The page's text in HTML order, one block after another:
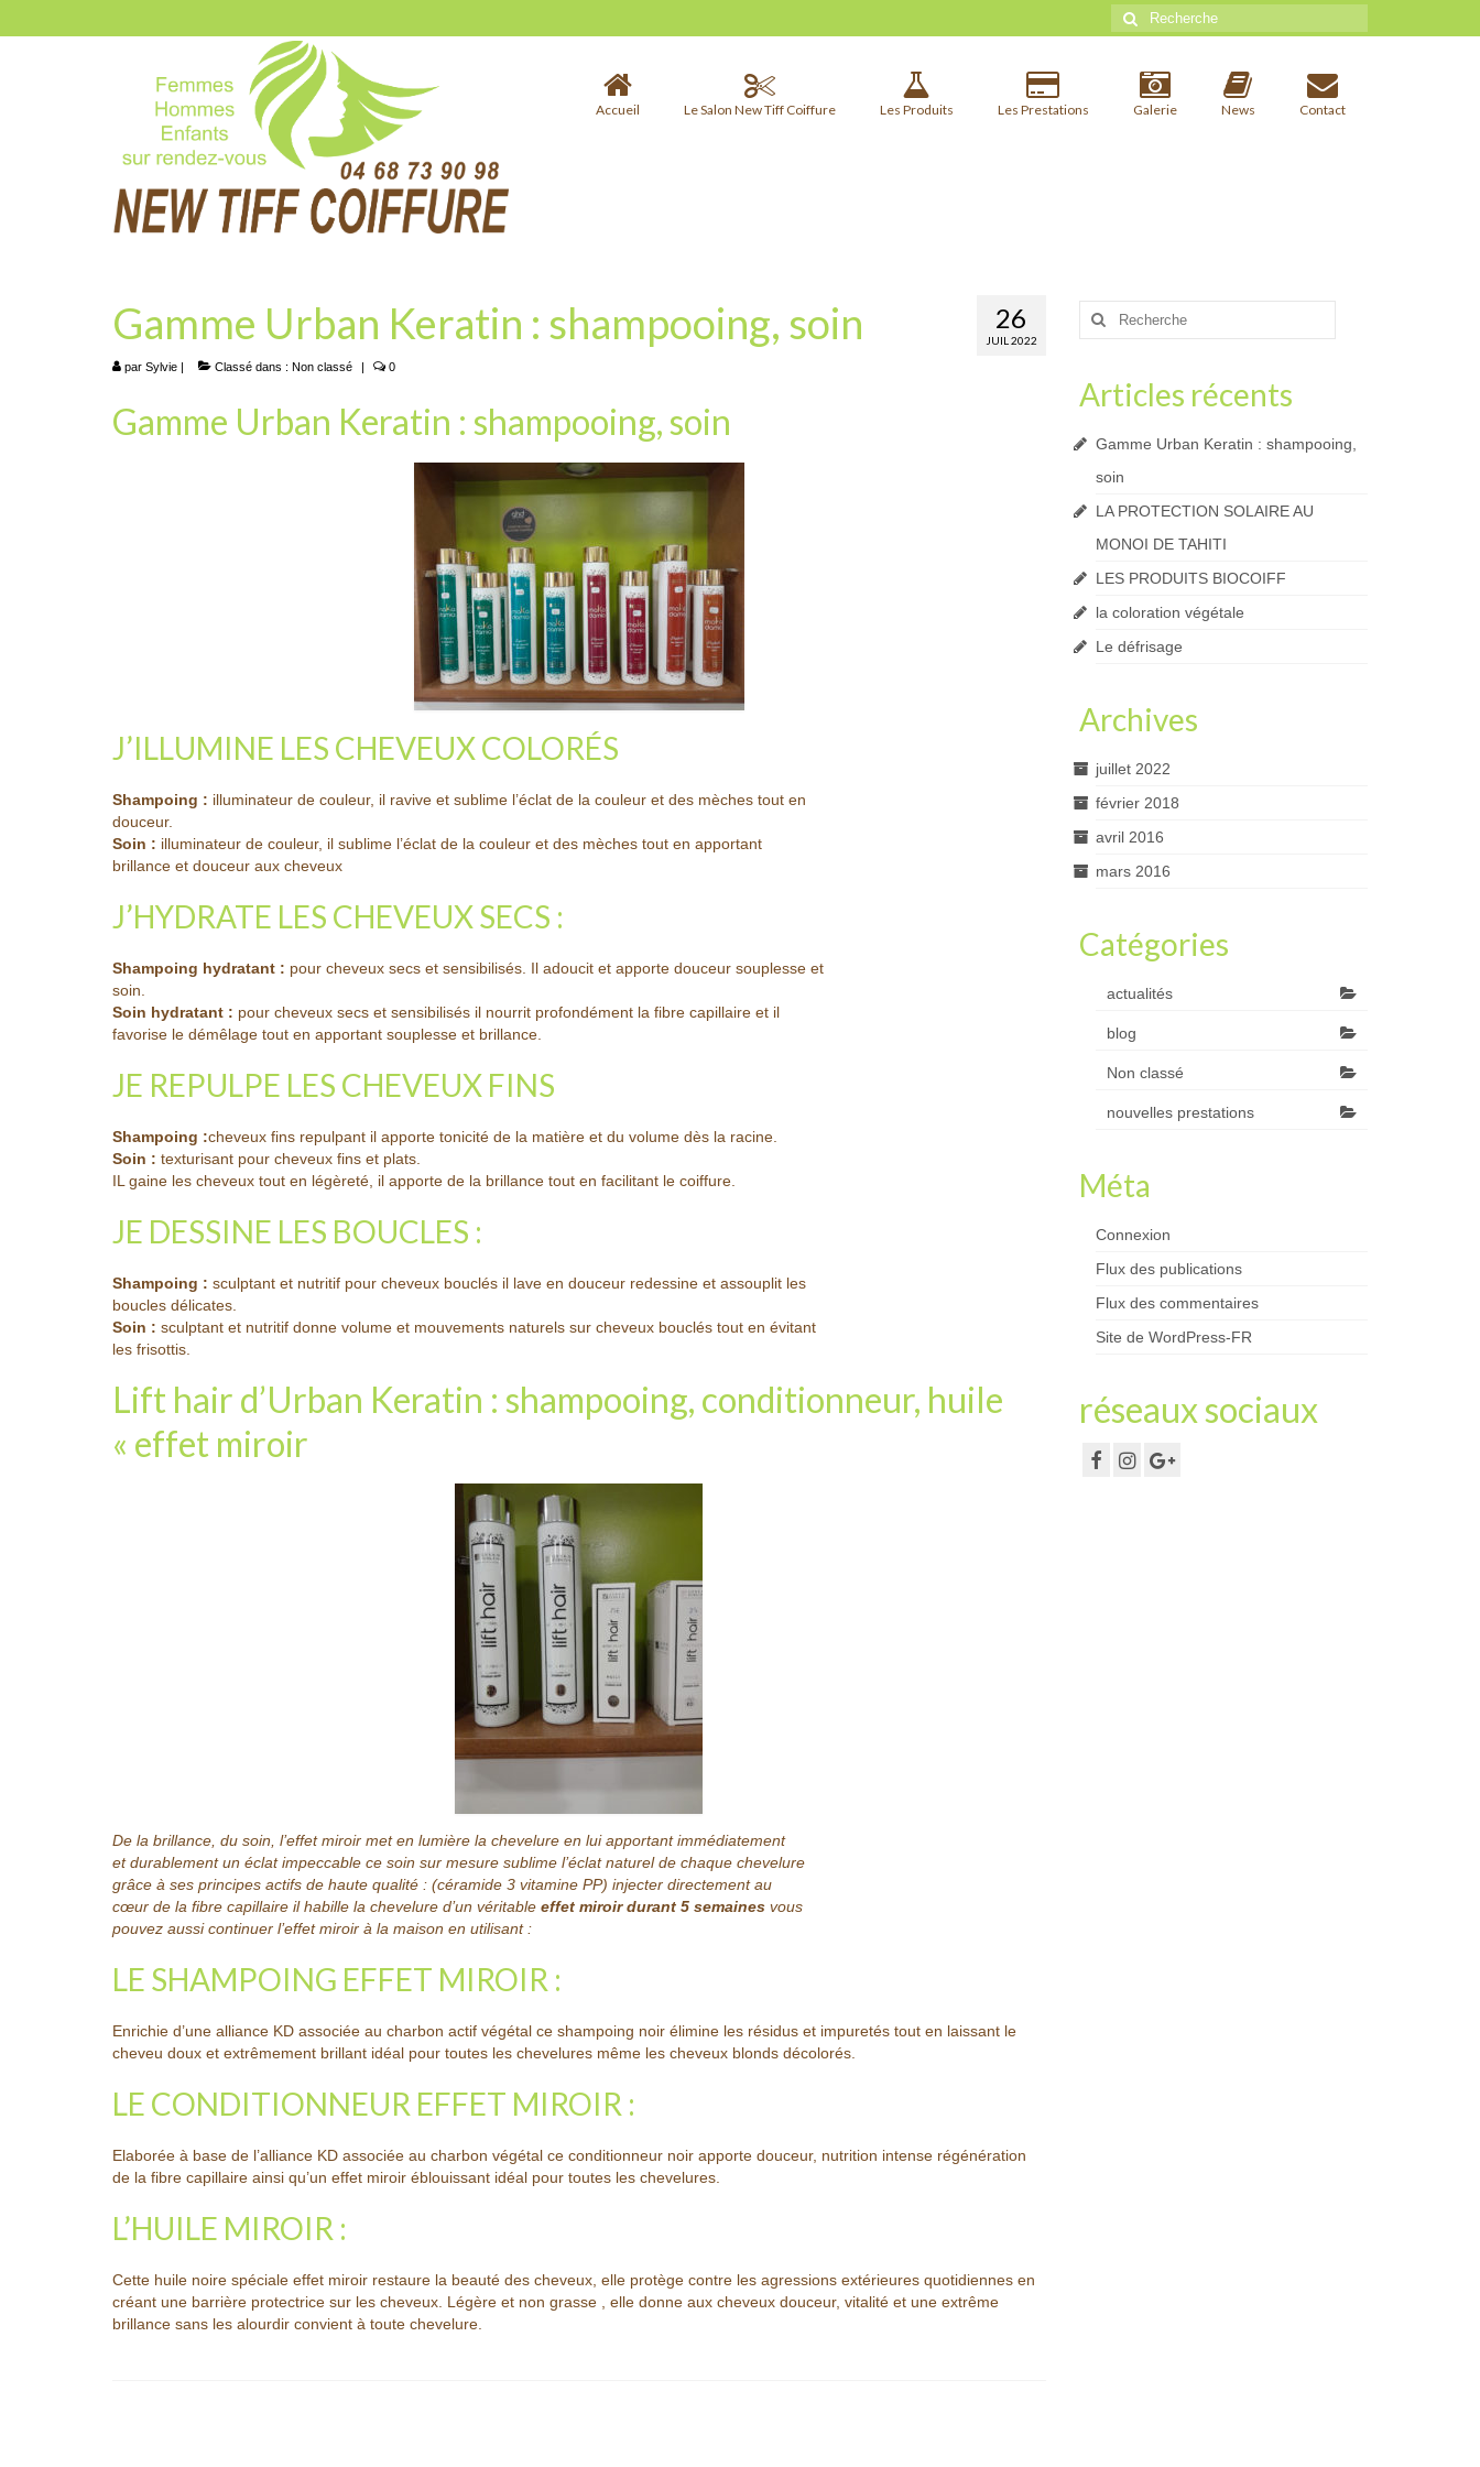
Rechercher
:
Accueil Le Salon New Tiff Coiffure Les Produits Les Prestations Galerie News Contact
26
JUIL 2022
Gamme Urban Keratin : shampooing, soin
par Sylvie | Classé dans : Non classé | 0
Gamme Urban Keratin : shampooing, soin
J’ILLUMINE LES CHEVEUX COLORÉS
Shampoing : illuminateur de couleur, il ravive et sublime l’éclat de la couleur et des mèches tout en
douceur.
Soin : illuminateur de couleur, il sublime l’éclat de la couleur et des mèches tout en apportant
brillance et douceur aux cheveux
J’HYDRATE LES CHEVEUX SECS :
Shampoing hydratant : pour cheveux secs et sensibilisés. Il adoucit et apporte douceur souplesse et
soin.
Soin hydratant : pour cheveux secs et sensibilisés il nourrit profondément la fibre capillaire et il
favorise le démêlage tout en apportant souplesse et brillance.
JE REPULPE LES CHEVEUX FINS
Shampoing :cheveux fins repulpant il apporte tonicité de la matière et du volume dès la racine.
Soin : texturisant pour cheveux fins et plats.
IL gaine les cheveux tout en légèreté, il apporte de la brillance tout en facilitant le coiffure.
JE DESSINE LES BOUCLES :
Shampoing : sculptant et nutritif pour cheveux bouclés il lave en douceur redessine et assouplit les
boucles délicates.
Soin : sculptant et nutritif donne volume et mouvements naturels sur cheveux bouclés tout en évitant
les frisottis.
Lift hair d’Urban Keratin : shampooing, conditionneur, huile
« effet miroir
De la brillance, du soin, l’effet miroir met en lumière la chevelure en lui apportant immédiatement
et durablement un éclat impeccable ce soin sur mesure sublime l’éclat naturel de chaque chevelure
grâce à ses principes actifs de haute qualité : (céramide 3 vitamine PP) injecter directement au
cœur de la fibre capillaire il habille la chevelure d’un véritable effet miroir durant 5 semaines vous
pouvez aussi continuer l’effet miroir à la maison en utilisant :
LE SHAMPOING EFFET MIROIR :
Enrichie d’une alliance KD associée au charbon actif végétal ce shampoing noir élimine les résidus et impuretés tout en laissant le
cheveu doux et extrêmement brillant idéal pour toutes les chevelures même les cheveux blonds décolorés.
LE CONDITIONNEUR EFFET MIROIR :
Elaborée à base de l’alliance KD associée au charbon végétal ce conditionneur noir apporte douceur, nutrition intense régénération
de la fibre capillaire ainsi qu’un effet miroir éblouissant idéal pour toutes les chevelures.
L’HUILE MIROIR :
Cette huile noire spéciale effet miroir restaure la beauté des cheveux, elle protège contre les agressions extérieures quotidiennes en
créant une barrière protectrice sur les cheveux. Légère et non grasse , elle donne aux cheveux douceur, vitalité et une extrême
brillance sans les alourdir convient à toute chevelure.
Rechercher
Articles récents
Gamme Urban Keratin : shampooing,
soin
LA PROTECTION SOLAIRE AU
MONOI DE TAHITI
LES PRODUITS BIOCOIFF
la coloration végétale
Le défrisage
Archives
juillet 2022
février 2018
avril 2016
mars 2016
Catégories
actualités
blog
Non classé
nouvelles prestations
Méta
Connexion
Flux des publications
Flux des commentaires
Site de WordPress-FR
réseaux sociaux